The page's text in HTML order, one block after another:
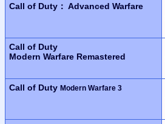
Call of Duty： Advanced Warfare
Call of Duty
Modern Warfare Remastered
Call of Duty Modern Warfare 3